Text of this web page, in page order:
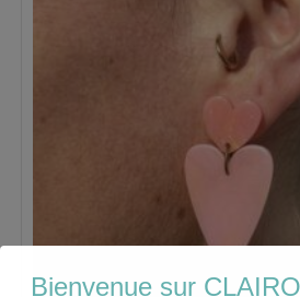
Bienvenue sur